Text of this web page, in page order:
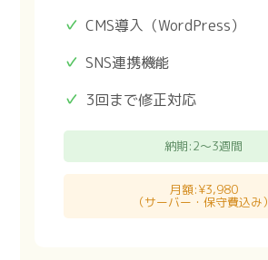
CMS導入（WordPress）
SNS連携機能
3回まで修正対応
納期:2〜3週間
月額:¥3,980
（サーバー・保守費込み）